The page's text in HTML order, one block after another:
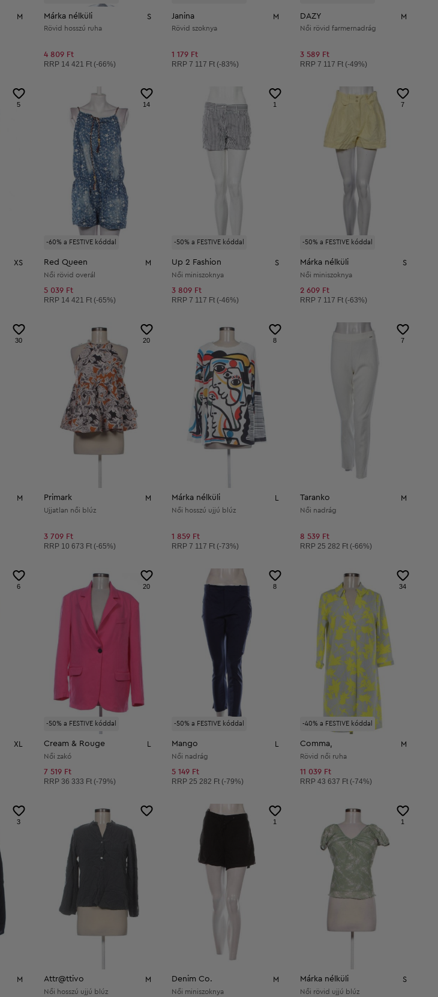
M Márka nélküli S
Rövid hosszú ruha
4 809 Ft
Ajánlott ár:
RRP 14 421 Ft (-66%)
Janina M
Rövid szoknya
1 179 Ft
Ajánlott ár:
RRP7 117 Ft (-83%)
DAZY M
Női rövid farmernadrág
3 589 Ft
Ajánlott ár:
RRP 7 117 Ft (-49%)
5
XS
-60% a FESTIVE kóddal
14
Red Queen M
Női rövid overál
5 039 Ft
Ajánlott ár:
RRP 14 421 Ft (-65%)
-50% a FESTIVE kóddal
1
Up 2 Fashion S
Női miniszoknya
3 809 Ft
Ajánlott ár:
RRP7 117 Ft (-46%)
-50% a FESTIVE kóddal
7
Márka nélküli S
Női miniszoknya
2 609 Ft
Ajánlott ár:
RRP 7 117 Ft (-63%)
30
M
20
Primark M
Ujjatlan női blúz
3 709 Ft
Ajánlott ár:
RRP 10 673 Ft (-65%)
8
Márka nélküli L
Női hosszú ujjú blúz
1 859 Ft
Ajánlott ár:
RRP7 117 Ft (-73%)
7
Taranko M
Női nadrág
8 539 Ft
Ajánlott ár:
RRP 25 282 Ft (-66%)
6
XL
-50% a FESTIVE kóddal
20
Cream & Rouge L
Női zakó
7 519 Ft
Ajánlott ár:
RRP 36 333 Ft (-79%)
-50% a FESTIVE kóddal
8
Mango L
Női nadrág
5 149 Ft
Ajánlott ár:
RRP25 282 Ft (-79%)
-40% a FESTIVE kóddal
34
Comma, M
Rövid női ruha
11 039 Ft
Ajánlott ár:
RRP 43 637 Ft (-74%)
3
M Attr@ttivo M
Női hosszú ujjú blúz
1
Denim Co. M
Női miniszoknya
1
Márka nélküli S
Női rövid ujjú blúz